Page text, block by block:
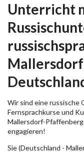
Unterricht
Wir sind eine russische
Fernsprachkurse und
Mallersdorf-
engagieren!
Sie (Deutschland -